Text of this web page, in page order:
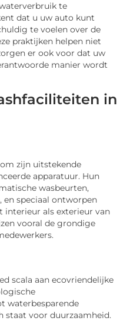
te
dat u uw auto kunt
te voelen over de
praktijken helpen niet
er ook voor dat uw
manier wordt
in
zijn uitstekende
apparatuur. Hun
wasbeurten,
en speciaal ontworpen
interieur als exterieur van
vooral de grondige
scala aan ecovriendelijke
waterbesparende
staat voor duurzaamheid.